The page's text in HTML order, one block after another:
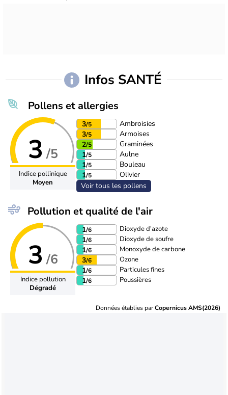
Infos SANTÉ
Pollens et allergies
3 /5
Indice pollinique
Moyen
3/5
Ambroisies
3/5
Armoises
2/5
Graminées
1/5
Aulne
1/5
Bouleau
1/5
Olivier
Voir tous les pollens
Pollution et qualité de l'air
3 /6
Indice pollution
Dégradé
1/6 Dioxyde d'azote
1/6 Dioxyde de soufre
1/6 Monoxyde de carbone
3/6 Ozone
1/6 Particules fines
1/6 Poussières
Données établies parCopernicus AMS(2026)